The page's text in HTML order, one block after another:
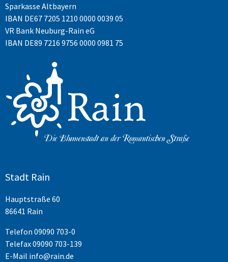
Sparkasse Altbayern
IBAN DE67 7205 1210 0000 0039 05
VR Bank Neuburg-Rain eG
IBAN DE89 7216 9756 0000 0981 75
Stadt Rain
Hauptstraße 60
86641 Rain
Telefon 09090 703-0
Telefax 09090 703-139
E-Mail info@rain.de